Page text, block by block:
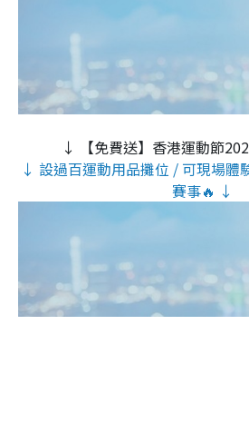
↓ 【免費送】香港運動節
↓ 設過百運動用品攤位 / 可現場體
賽事🔥 ↓